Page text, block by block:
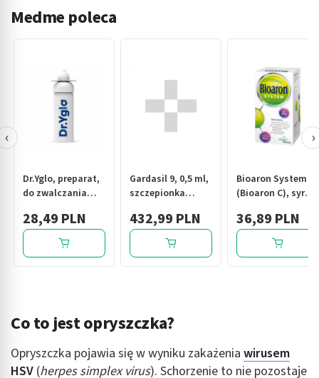
Medme poleca
Dr.Yglo, preparat,
do zwalczania
wirusowych, 50 ml
28,49 PLN
Gardasil 9, 0,5 ml,
szczepionka
brodawczaka
ludzkiego,1
ampułko-
strzykawka+2 igły
432,99 PLN
Bioaron System
(Bioaron C), syrop,
36,89 PLN
‹ ›
Co to jest opryszczka?
Opryszczka pojawia się w wyniku zakażenia wirusem
HSV (herpes simplex virus). Schorzenie to nie pozostaje